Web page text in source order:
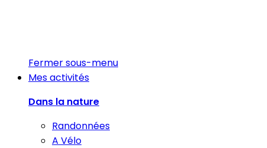
Fermer sous-menu
Mes activités
Dans la nature
Randonnées
A Vélo